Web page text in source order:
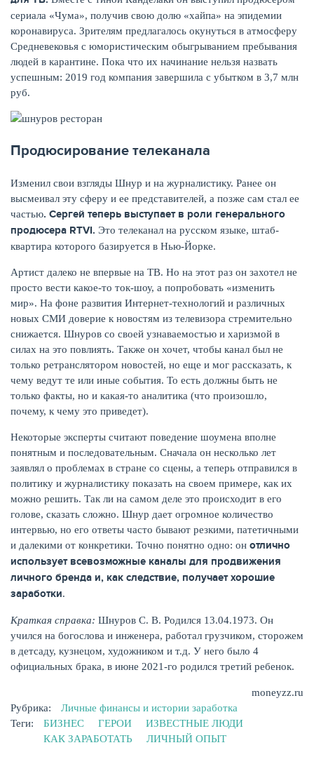
сериала «Чума», получив свою долю «хайпа» на эпидемии
коронавируса. Зрителям предлагалось окунуться в атмосферу
Средневековья с юмористическим обыгрыванием пребывания
людей в карантине. Пока что их начинание нельзя назвать
успешным: 2019 год компания завершила с убытком в 3,7 млн
руб.
Продюсирование телеканала
Изменил свои взгляды Шнур и на журналистику. Ранее он
высмеивал эту сферу и ее представителей, а позже сам стал ее
частью. Сергей теперь выступает в роли генерального
продюсера RTVI. Это телеканал на русском языке, штаб-
квартира которого базируется в Нью-Йорке.
Артист далеко не впервые на ТВ. Но на этот раз он захотел не
просто вести какое-то ток-шоу, а попробовать «изменить
мир». На фоне развития Интернет-технологий и различных
новых СМИ доверие к новостям из телевизора стремительно
снижается. Шнуров со своей узнаваемостью и харизмой в
силах на это повлиять. Также он хочет, чтобы канал был не
только ретранслятором новостей, но еще и мог рассказать, к
чему ведут те или иные события. То есть должны быть не
только факты, но и какая-то аналитика (что произошло,
почему, к чему это приведет).
Некоторые эксперты считают поведение шоумена вполне
понятным и последовательным. Сначала он несколько лет
заявлял о проблемах в стране со сцены, а теперь отправился в
политику и журналистику показать на своем примере, как их
можно решить. Так ли на самом деле это происходит в его
голове, сказать сложно. Шнур дает огромное количество
интервью, но его ответы часто бывают резкими, патетичными
и далекими от конкретики. Точно понятно одно: он отлично
использует всевозможные каналы для продвижения
личного бренда и, как следствие, получает хорошие
заработки.
Краткая справка: Шнуров С. В. Родился 13.04.1973. Он
учился на богослова и инженера, работал грузчиком, сторожем
в детсаду, кузнецом, художником и т.д. У него было 4
официальных брака, в июне 2021-го родился третий ребенок.
moneyzz.ru
Рубрика:
Личные финансы и истории заработка
Теги:
БИЗНЕС ГЕРОИ
ИЗВЕСТНЫЕ ЛЮДИ
КАК ЗАРАБОТАТЬ
ЛИЧНЫЙ ОПЫТ